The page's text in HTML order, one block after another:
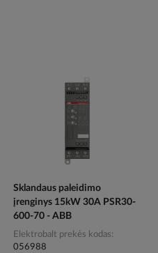
Sklandaus paleidimo
įrenginys 15kW 30A PSR30-
600-70 - ABB
Elektrobalt prekės kodas
056988